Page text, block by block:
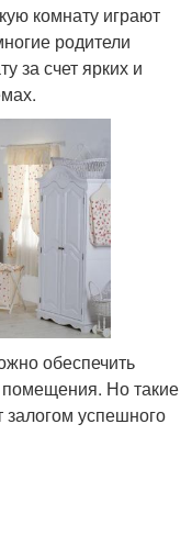
комнату играют
родители
за счет ярких и
обеспечить
помещения. Но такие
залогом успешного